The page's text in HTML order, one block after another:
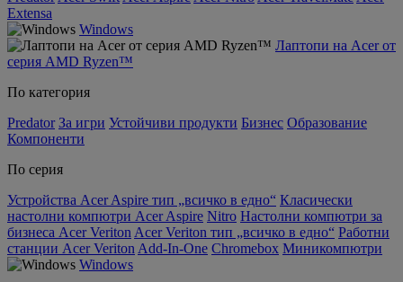
Extensa
Windows
Лаптопи на Acer от
серия AMD Ryzen™
По категория
Predator За игри Устойчиви продукти Бизнес Образование
Компоненти
По серия
Устройства Acer Aspire тип „всичко в едно“ Класически
настолни компютри Acer Aspire Nitro Настолни компютри за
бизнеса Acer Veriton Acer Veriton тип „всичко в едно“ Работни
станции Acer Veriton Add-In-One Chromebox Миникомпютри
Windows